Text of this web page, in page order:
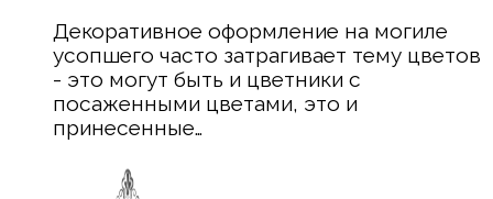
Декоративное оформление на могиле
усопшего часто затрагивает тему цветов
- это могут быть и цветники с
посаженными цветами, это и
принесенные…